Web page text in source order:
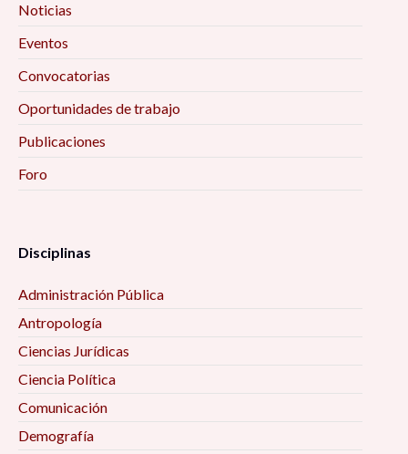
Noticias
Eventos
Convocatorias
Oportunidades de trabajo
Publicaciones
Foro
Disciplinas
Administración Pública
Antropología
Ciencias Jurídicas
Ciencia Política
Comunicación
Demografía